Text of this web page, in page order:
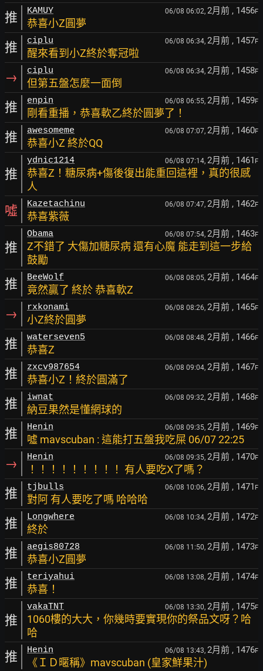
推 KAMUY 06/08 06:02, 2月前 , 1456F
恭喜小Z圓夢
推 ciplu 06/08 06:34, 2月前 , 1457F
醒來看到小Z終於奪冠啦
→ ciplu 06/08 06:34, 2月前 , 1458F
但第五盤怎麼一面倒
推 enpin 06/08 06:55, 2月前 , 1459F
剛看重播，恭喜軟乙終於圓夢了！
推 awesomeme 06/08 07:07, 2月前 , 1460F
恭喜小Z 終於QQ
推
ydnic1214 06/08 07:14, 2月前 , 1461 F
恭喜Z！糖尿病+傷後復出能重回這裡，真的很感
人
噓 Kazetachinu 06/08 07:47, 2月前 , 1462F
恭喜紫薇
推
Obama 06/08 07:54, 2月前 , 1463F
Z不錯了 大傷加糖尿病 還有心魔 能走到這一步給
鼓勵
推 BeeWolf 06/08 08:05, 2月前 , 1464F
竟然贏了 終於 恭喜軟Z
→ rxkonami 06/08 08:26, 2月前 , 1465F
小Z終於圓夢
推 waterseven5 06/08 08:48, 2月前 , 1466F
恭喜Z
推 zxcv987654 06/08 09:04, 2月前 , 1467F
恭喜小Z！終於圓滿了
推 iwnat 06/08 09:32, 2月前 , 1468F
納豆果然是懂網球的
推 Henin 06/08 09:35, 2月前 , 1469F
噓 mavscuban : 這能打五盤我吃屎 06/07 22:25
→ Henin 06/08 09:35, 2月前 , 1470F
！！！！！！！！！ 有人要吃X了嗎？
推 tjbulls 06/08 10:06, 2月前 , 1471 F
對阿 有人要吃了嗎 哈哈哈
推 Longwhere 06/08 10:34, 2月前 , 1472F
終於
推 aegis80728 06/08 11:50, 2月前 , 1473F
恭喜小Z圓夢
推 teriyahui 06/08 13:08, 2月前 , 1474F
恭喜！
推
vakaTNT 06/08 13:30, 2月前 , 1475F
1060樓的大大，你幾時要實現你的祭品文呀？哈
哈
推 Henin 06/08 13:43, 2月前 , 1476F
《ＩＤ暱稱》mavscuban (皇家鮮果汁)